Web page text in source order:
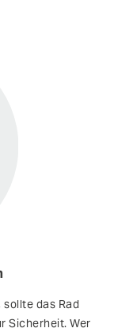
das Rad
Sicherheit. Wer